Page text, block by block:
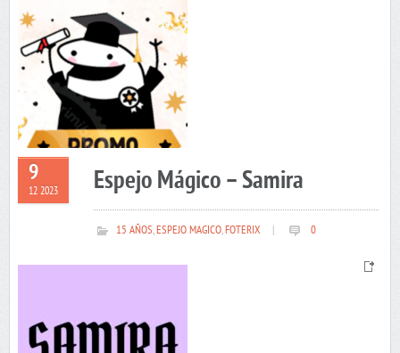
9
12 2023 Espejo Mágico – Samira
15 AÑOS,ESPEJO MAGICO,FOTERIX 0